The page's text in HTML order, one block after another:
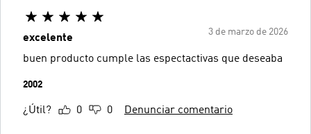
3 de marzo de 2026
excelente
buen producto cumple las espectactivas que deseaba
2002
¿Útil? 0 0 Denunciar comentario